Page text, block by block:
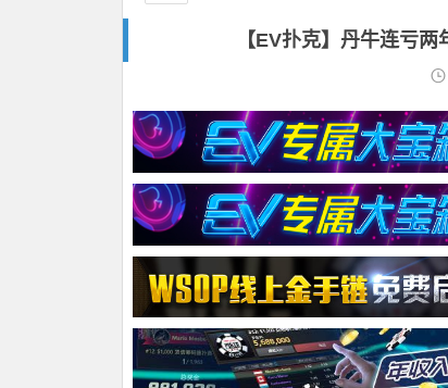
【EV扑克】丹牛连亏